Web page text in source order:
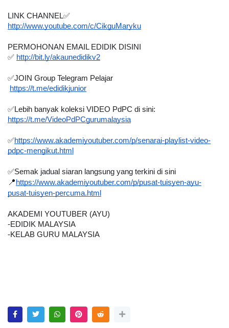
LINK CHANNEL✅
http://www.youtube.com/c/CikguMaryku
PERMOHONAN EMAIL EDIDIK DISINI
✅ http://bit.ly/akaunedidikv2
✅JOIN Group Telegram Pelajar
https://t.me/edidikjunior
✅Lebih banyak koleksi VIDEO PdPC di sini:
https://t.me/VideoPdPCgurumalaysia
✅https://www.akademiyoutuber.com/p/senarai-playlist-video-
pdpc-mengikut.html
✅Semak jadual siaran langsung yang terkini di sini
📍 https://www.akademiyoutuber.com/p/pusat-tuisyen-ayu-
pusat-tuisyen-percuma.html
AKADEMI YOUTUBER (AYU)
-EDIDIK MALAYSIA
-KELAB GURU MALAYSIA